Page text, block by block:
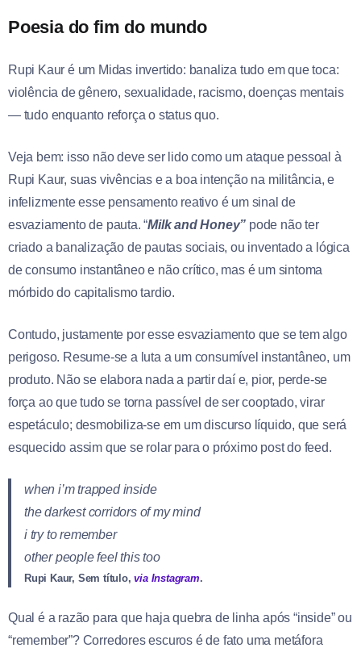
Poesia do fim do mundo
Rupi Kaur é um Midas invertido: banaliza tudo em que toca:
violência de gênero, sexualidade, racismo, doenças mentais
— tudo enquanto reforça o status quo.
Veja bem: isso não deve ser lido como um ataque pessoal à
Rupi Kaur, suas vivências e a boa intenção na militância, e
infelizmente esse pensamento reativo é um sinal de
esvaziamento de pauta. “Milk and Honey” pode não ter
criado a banalização de pautas sociais, ou inventado a lógica
de consumo instantâneo e não crítico, mas é um sintoma
mórbido do capitalismo tardio.
Contudo, justamente por esse esvaziamento que se tem algo
perigoso. Resume-se a luta a um consumível instantâneo, um
produto. Não se elabora nada a partir daí e, pior, perde-se
força ao que tudo se torna passível de ser cooptado, virar
espetáculo; desmobiliza-se em um discurso líquido, que será
esquecido assim que se rolar para o próximo post do feed.
when i’m trapped inside
the darkest corridors of my mind
i try to remember
other people feel this too
Rupi Kaur, Sem título,via Instagram.
Qual é a razão para que haja quebra de linha após “inside” ou
“remember”? Corredores escuros é de fato uma metáfora